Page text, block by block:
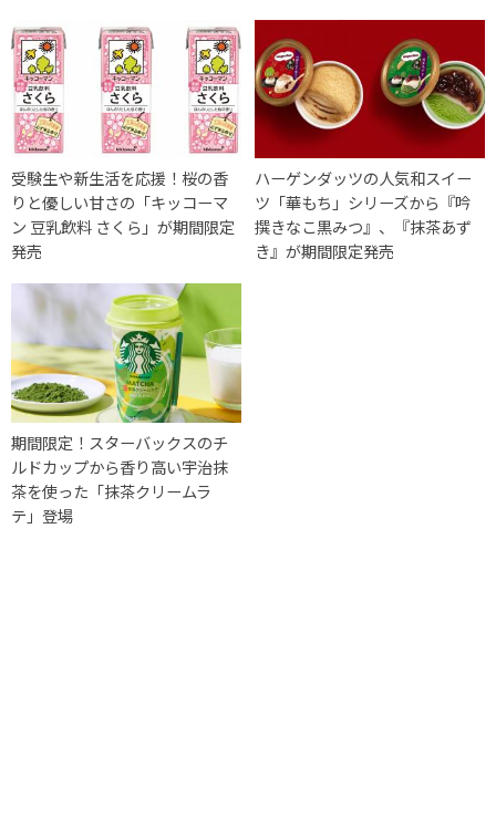
受験生や新生活を応援！桜の香
りと優しい甘さの「キッコーマ
ン 豆乳飲料 さくら」が期間限定
発売
ハーゲンダッツの人気和スイー
ツ「華もち」シリーズから『吟
撰きなこ黒みつ』、『抹茶あず
き』が期間限定発売
期間限定！スターバックスのチ
ルドカップから香り高い宇治抹
茶を使った「抹茶クリームラ
テ」登場